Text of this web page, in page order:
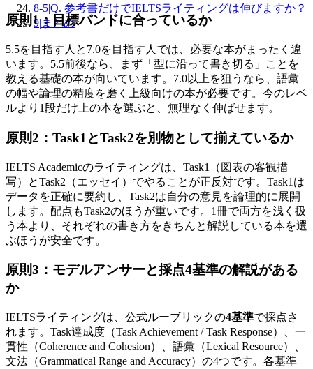
8-5|Q. 参考書だけでIELTSライティングは伸びますか？
9| まとめ
原則1：目標バンドに合っているか
5.5を目指す人と7.0を目指す人では、必要な本がまったく違
います。5.5前後なら、まず「型に沿って書き切る」ことを
教える基礎の本が向いています。7.0以上を狙うなら、語彙
の幅や論理の精度を磨く上級向けの本が必要です。今のレベ
ルより1段だけ上の本を選ぶと、無理なく伸ばせます。
原則2：Task1とTask2を別物として揃えているか
IELTS Academicのライティングは、Task1（図表の客観描
写）とTask2（エッセイ）でやることが正反対です。Task1は
データを正確に要約し、Task2は自分の意見を論理的に展開
します。配点もTask2のほうが重いです。1冊で両方を浅く扱
う本より、それぞれの書き方をきちんと解説している本を選
ぶほうが安全です。
原則3：モデルアンサーと採点4基準の解説がある
か
IELTSライティングは、公式ルーブリックの4基準で採点さ
れます。Task達成度（Task Achievement / Task Response）、一
貫性（Coherence and Cohesion）、語彙（Lexical Resource）、
文法（Grammatical Range and Accuracy）の4つです。各基準